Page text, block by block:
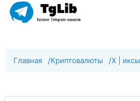
Главная /Криптовалюты /X | иксы